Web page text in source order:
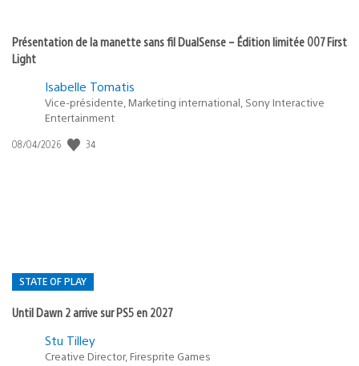
Présentation de la manette sans fil DualSense – Édition limitée 007 First
Light
Isabelle Tomatis
Vice-présidente, Marketing international, Sony Interactive
Entertainment
Date
08/04/2026 34
STATE OF PLAY
Until Dawn 2 arrive sur PS5 en 2027
PostéeStu Tilley
Creative Director, Firesprite Games